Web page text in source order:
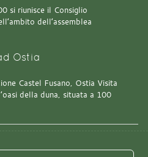
si riunisce il Consiglio
dell’assemblea
Ostia
Castel Fusano, Ostia Visita
della duna, situata a 100